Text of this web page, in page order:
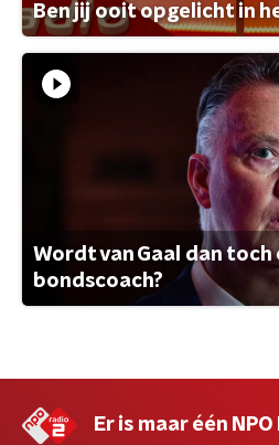
Ben jij ooit opgelicht in
Wordt van Gaal dan toch
bondscoach?
Er is maar één